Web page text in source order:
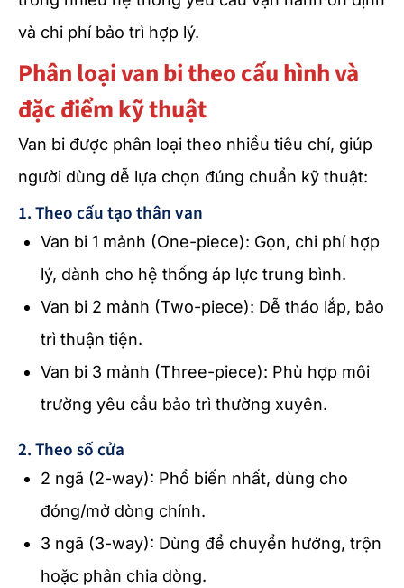
và chi phí bảo trì hợp lý.
Phân loại van bi theo cấu hình và
đặc điểm kỹ thuật
Van bi được phân loại theo nhiều tiêu chí, giúp
người dùng dễ lựa chọn đúng chuẩn kỹ thuật:
1. Theo cấu tạo thân van
Van bi 1 mảnh (One-piece): Gọn, chi phí hợp
lý, dành cho hệ thống áp lực trung bình.
Van bi 2 mảnh (Two-piece): Dễ tháo lắp, bảo
trì thuận tiện.
Van bi 3 mảnh (Three-piece): Phù hợp môi
trường yêu cầu bảo trì thường xuyên.
2. Theo số cửa
2 ngã (2-way): Phổ biến nhất, dùng cho
đóng/mở dòng chính.
3 ngã (3-way): Dùng để chuyển hướng, trộn
hoặc phân chia dòng.